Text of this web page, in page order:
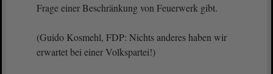
Frage einer Beschränkung von Feuerwerk gibt.
(Guido Kosmehl, FDP: Nichts anderes haben wir
erwartet bei einer Volkspartei!)